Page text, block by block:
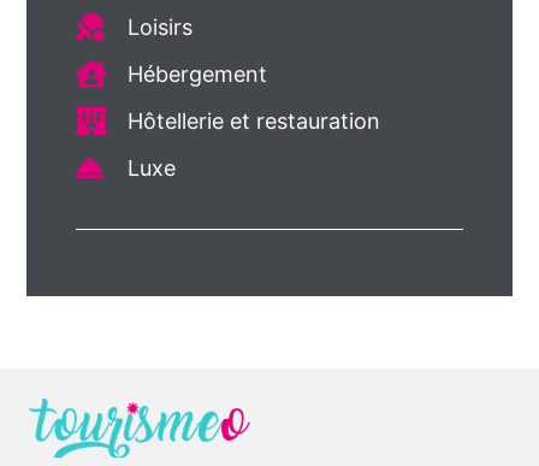
Loisirs
Hébergement
Hôtellerie et restauration
Luxe